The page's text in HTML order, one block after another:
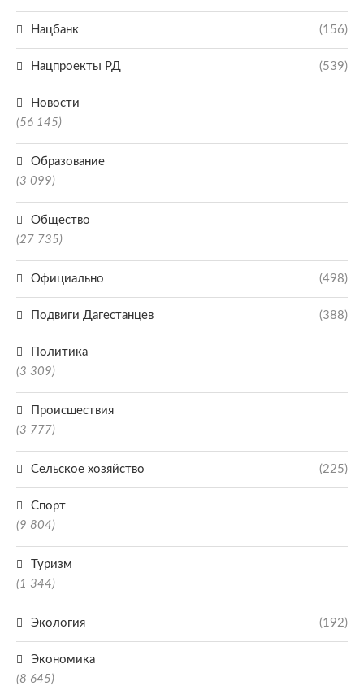
Нацбанк (156)
Нацпроекты РД (539)
Новости
(56 145)
Образование
(3 099)
Общество
(27 735)
Официально (498)
Подвиги Дагестанцев (388)
Политика
(3 309)
Происшествия
(3 777)
Сельское хозяйство (225)
Спорт
(9 804)
Туризм
(1 344)
Экология (192)
Экономика
(8 645)